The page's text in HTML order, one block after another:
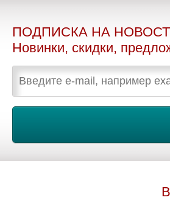
ПОДПИСКА НА
Новинки, скидки,